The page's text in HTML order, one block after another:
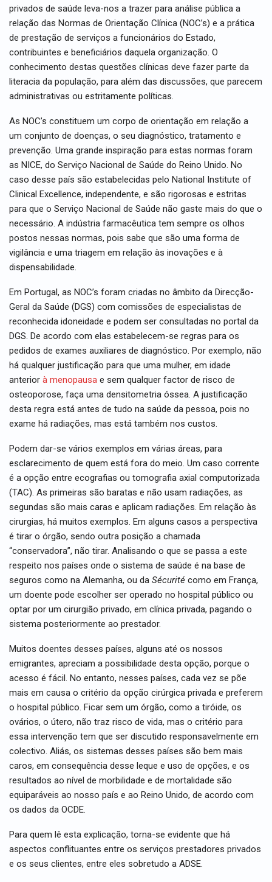
privados de saúde leva-nos a trazer para análise pública a
relação das Normas de Orientação Clínica (NOC’s) e a prática
de prestação de serviços a funcionários do Estado,
contribuintes e beneficiários daquela organização. O
conhecimento destas questões clínicas deve fazer parte da
literacia da população, para além das discussões, que parecem
administrativas ou estritamente políticas.
As NOC’s constituem um corpo de orientação em relação a
um conjunto de doenças, o seu diagnóstico, tratamento e
prevenção. Uma grande inspiração para estas normas foram
as NICE, do Serviço Nacional de Saúde do Reino Unido. No
caso desse país são estabelecidas pelo National Institute of
Clinical Excellence, independente, e são rigorosas e estritas
para que o Serviço Nacional de Saúde não gaste mais do que o
necessário. A indústria farmacêutica tem sempre os olhos
postos nessas normas, pois sabe que são uma forma de
vigilância e uma triagem em relação às inovações e à
dispensabilidade.
Em Portugal, as NOC’s foram criadas no âmbito da Direcção-
Geral da Saúde (DGS) com comissões de especialistas de
reconhecida idoneidade e podem ser consultadas no portal da
DGS. De acordo com elas estabelecem-se regras para os
pedidos de exames auxiliares de diagnóstico. Por exemplo, não
há qualquer justificação para que uma mulher, em idade
anterior à menopausa e sem qualquer factor de risco de
osteoporose, faça uma densitometria óssea. A justificação
desta regra está antes de tudo na saúde da pessoa, pois no
exame há radiações, mas está também nos custos.
Podem dar-se vários exemplos em várias áreas, para
esclarecimento de quem está fora do meio. Um caso corrente
é a opção entre ecografias ou tomografia axial computorizada
(TAC). As primeiras são baratas e não usam radiações, as
segundas são mais caras e aplicam radiações. Em relação às
cirurgias, há muitos exemplos. Em alguns casos a perspectiva
é tirar o órgão, sendo outra posição a chamada
“conservadora”, não tirar. Analisando o que se passa a este
respeito nos países onde o sistema de saúde é na base de
seguros como na Alemanha, ou da Sécurité como em França,
um doente pode escolher ser operado no hospital público ou
optar por um cirurgião privado, em clínica privada, pagando o
sistema posteriormente ao prestador.
Muitos doentes desses países, alguns até os nossos
emigrantes, apreciam a possibilidade desta opção, porque o
acesso é fácil. No entanto, nesses países, cada vez se põe
mais em causa o critério da opção cirúrgica privada e preferem
o hospital público. Ficar sem um órgão, como a tiróide, os
ovários, o útero, não traz risco de vida, mas o critério para
essa intervenção tem que ser discutido responsavelmente em
colectivo. Aliás, os sistemas desses países são bem mais
caros, em consequência desse leque e uso de opções, e os
resultados ao nível de morbilidade e de mortalidade são
equiparáveis ao nosso país e ao Reino Unido, de acordo com
os dados da OCDE.
Para quem lê esta explicação, torna-se evidente que há
aspectos conflituantes entre os serviços prestadores privados
e os seus clientes, entre eles sobretudo a ADSE.